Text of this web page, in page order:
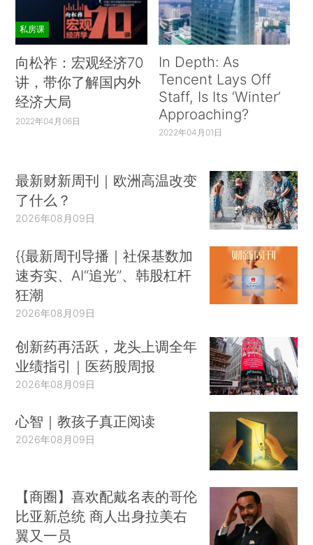
私房课
向松祚：宏观经济70
讲，带你了解国内外
经济大局
2022年04月06日
In Depth: As
Tencent Lays Off
Staff, Is Its ‘Winter’
Approaching?
2022年04月01日
最新财新周刊｜欧洲高温改变
了什么？
2026年08月09日
{{最新周刊导播｜社保基数加
速夯实、AI“追光”、韩股杠杆
狂潮
2026年08月09日
创新药再活跃，龙头上调全年
业绩指引｜医药股周报
2026年08月09日
心智｜教孩子真正阅读
2026年08月09日
【商圈】喜欢配戴名表的哥伦
比亚新总统 商人出身拉美右
翼又一员